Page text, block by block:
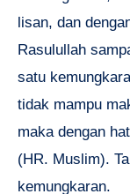
lisan, dan
Rasulullah
satu
tidak mampu
maka dengan
(HR. Muslim).
kemungkaran.